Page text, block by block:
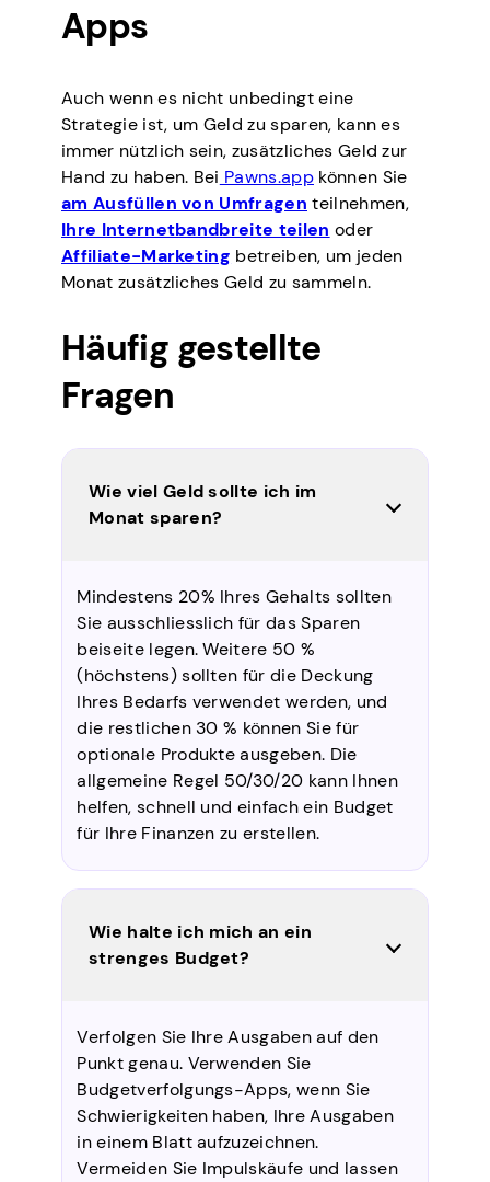
Apps
Auch wenn es nicht unbedingt eine
Strategie ist, um Geld zu sparen, kann es
immer nützlich sein, zusätzliches Geld zur
Hand zu haben. Bei Pawns.appkönnen Sie
am Ausfüllen von Umfragen teilnehmen,
Ihre Internetbandbreite teilen oder
Affiliate-Marketing betreiben, um jeden
Monat zusätzliches Geld zu sammeln.
Häufig gestellte
Fragen
Wie viel Geld sollte ich im
Monat sparen?
Mindestens 20% Ihres Gehalts sollten
Sie ausschliesslich für das Sparen
beiseite legen. Weitere 50 %
(höchstens) sollten für die Deckung
Ihres Bedarfs verwendet werden, und
die restlichen 30 % können Sie für
optionale Produkte ausgeben. Die
allgemeine Regel 50/30/20 kann Ihnen
helfen, schnell und einfach ein Budget
für Ihre Finanzen zu erstellen.
Wie halte ich mich an ein
strenges Budget?
Verfolgen Sie Ihre Ausgaben auf den
Punkt genau. Verwenden Sie
Budgetverfolgungs-Apps, wenn Sie
Schwierigkeiten haben, Ihre Ausgaben
in einem Blatt aufzuzeichnen.
Vermeiden Sie Impulskäufe und lassen